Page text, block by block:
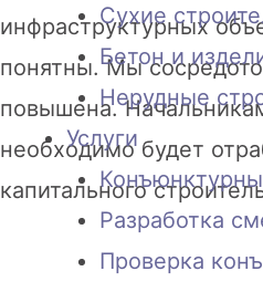
Сухие
Бетон и
Нерудные
Услуги
Разработка
Проверка
инфраструктурных
понятны. Мы
повышена.
необходимо будет
капитального